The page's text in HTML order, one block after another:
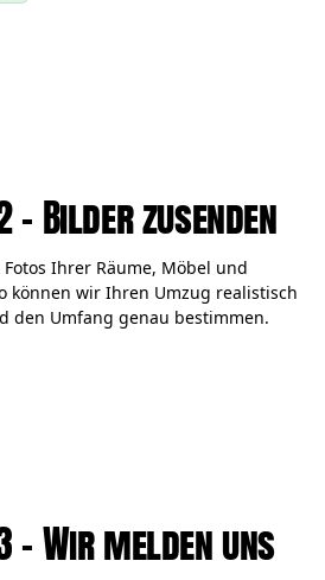
Bilder zusenden
Fotos Ihrer Räume, Möbel und
können wir Ihren Umzug realistisch
den Umfang genau bestimmen.
Wir melden uns